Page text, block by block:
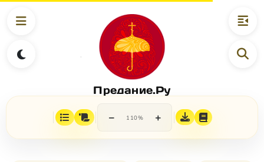
Предание.Ру
− 110% +